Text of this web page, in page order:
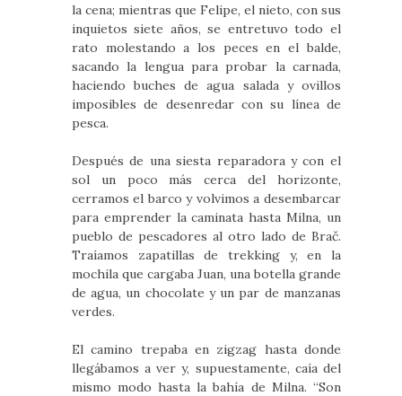
la cena; mientras que Felipe, el nieto, con sus
inquietos siete años, se entretuvo todo el
rato molestando a los peces en el balde,
sacando la lengua para probar la carnada,
haciendo buches de agua salada y ovillos
imposibles de desenredar con su línea de
pesca.
Después de una siesta reparadora y con el
sol un poco más cerca del horizonte,
cerramos el barco y volvimos a desembarcar
para emprender la caminata hasta Milna, un
pueblo de pescadores al otro lado de Brač.
Traíamos zapatillas de trekking y, en la
mochila que cargaba Juan, una botella grande
de agua, un chocolate y un par de manzanas
verdes.
El camino trepaba en zigzag hasta donde
llegábamos a ver y, supuestamente, caía del
mismo modo hasta la bahía de Milna. “Son